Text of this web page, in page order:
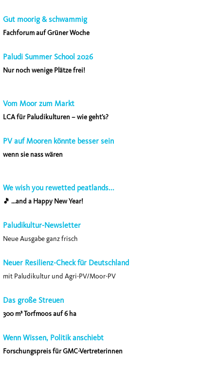
Gut moorig & schwammig
Fachforum auf Grüner Woche
Paludi Summer School 2026
Nur noch wenige Plätze frei!
Vom Moor zum Markt
LCA für Paludikulturen – wie geht’s?
PV auf Mooren könnte besser sein
wenn sie nass wären
We wish you rewetted peatlands...
🎵 ...and a Happy New Year!
Paludikultur-Newsletter
Neue Ausgabe ganz frisch
Neuer Resilienz-Check für Deutschland
mit Paludikultur und Agri-PV/Moor-PV
Das große Streuen
300 m³ Torfmoos auf 6 ha
Wenn Wissen, Politik anschiebt
Forschungspreis für GMC-Vertreterinnen